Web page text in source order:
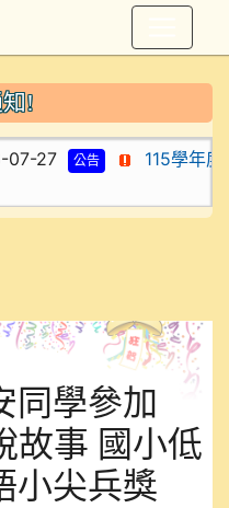
!
07-27 公告 115學年
同學參加
故事 國小低
小尖兵獎